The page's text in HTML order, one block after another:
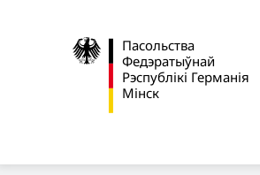
Пасольства
Федэратыўнай
Рэспублікі Германія
Мінск